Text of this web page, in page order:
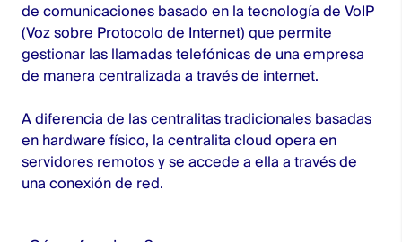
de comunicaciones basado en la tecnología de VoIP
(Voz sobre Protocolo de Internet) que permite
gestionar las llamadas telefónicas de una empresa
de manera centralizada a través de internet.
A diferencia de las centralitas tradicionales basadas
en hardware físico, la centralita cloud opera en
servidores remotos y se accede a ella a través de
una conexión de red.